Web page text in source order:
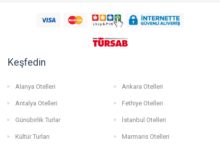
Keşfedin
Alanya Otelleri Ankara Otelleri
Antalya Otelleri Fethiye Otelleri
Günübirlik Turlar İstanbul Otelleri
Kültür Turları Marmaris Otelleri